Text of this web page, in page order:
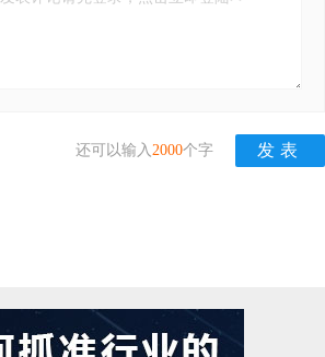
还可以输入 2000个字